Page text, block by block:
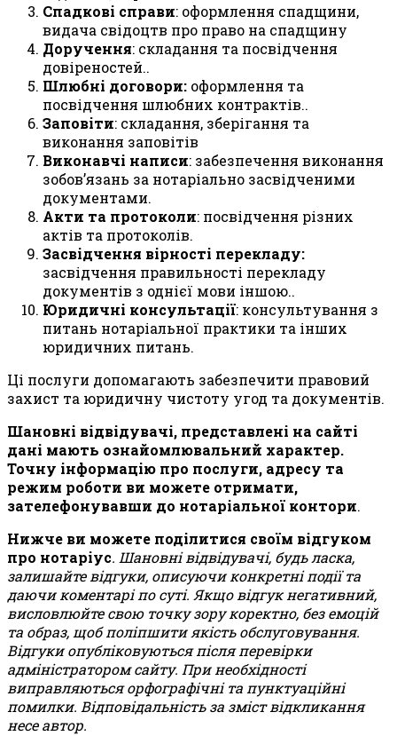
Спадкові справи: оформлення спадщини,
видача свідоцтв про право на спадщину
Доручення: складання та посвідчення
довіреностей..
Шлюбні договори: оформлення та
посвідчення шлюбних контрактів..
Заповіти: складання, зберігання та
виконання заповітів
Виконавчі написи: забезпечення виконання
зобов’язань за нотаріально засвідченими
документами.
Акти та протоколи: посвідчення різних
актів та протоколів.
Засвідчення вірності перекладу:
засвідчення правильності перекладу
документів з однієї мови іншою..
Юридичні консультації: консультування з
питань нотаріальної практики та інших
юридичних питань.
Ці послуги допомагають забезпечити правовий
захист та юридичну чистоту угод та документів.
Шановні відвідувачі, представлені на сайті
дані мають ознайомлювальний характер.
Точну інформацію про послуги, адресу та
режим роботи ви можете отримати,
зателефонувавши до нотаріальної контори.
Нижче ви можете поділитися своїм відгуком
про нотаріус. Шановні відвідувачі, будь ласка,
залишайте відгуки, описуючи конкретні події та
даючи коментарі по суті. Якщо відгук негативний,
висловлюйте свою точку зору коректно, без емоцій
та образ, щоб поліпшити якість обслуговування.
Відгуки опубліковуються після перевірки
адміністратором сайту. При необхідності
виправляються орфографічні та пунктуаційні
помилки. Відповідальність за зміст відкликання
несе автор.